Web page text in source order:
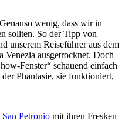
wenig, dass wir in
sollten. So der Tipp von
unserem Reiseführer aus dem
ausgetrocknet. Doch
Fenster“ schauend einfach
Phantasie, sie funktioniert,
Petronio mit ihren Fresken